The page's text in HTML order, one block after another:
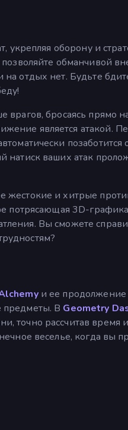
укрепляя оборону и
обманчивой
на отдых нет. Будьте
врагов, бросаясь прямо
является атакой.
позаботится
натиск ваших атак
жестокие и хитрые
потрясающая 3D-
Вы сможете
и ее продолжение
предметы. В Geometry
точно рассчитав время
веселье, когда вы